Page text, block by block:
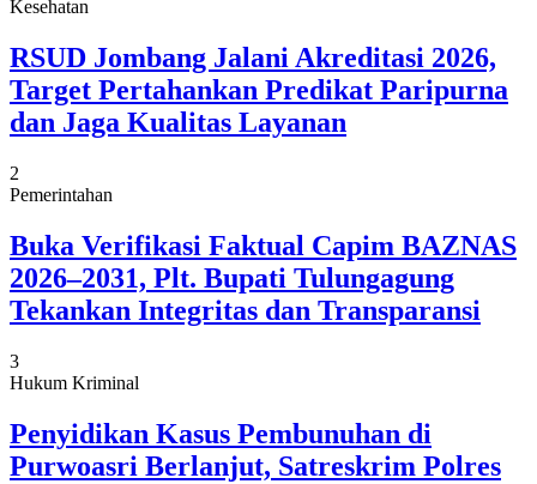
Kesehatan
RSUD Jombang Jalani Akreditasi 2026,
Target Pertahankan Predikat Paripurna
dan Jaga Kualitas Layanan
2
Pemerintahan
Buka Verifikasi Faktual Capim BAZNAS
2026–2031, Plt. Bupati Tulungagung
Tekankan Integritas dan Transparansi
3
Hukum Kriminal
Penyidikan Kasus Pembunuhan di
Purwoasri Berlanjut, Satreskrim Polres